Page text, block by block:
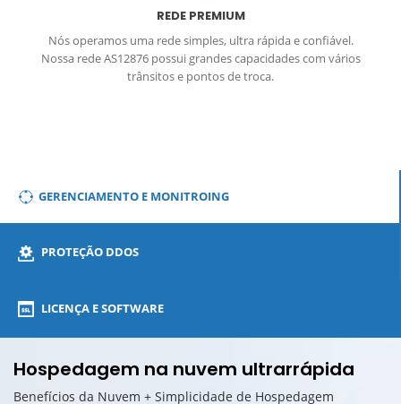
REDE PREMIUM
Nós operamos uma rede simples, ultra rápida e confiável.
Nossa rede AS12876 possui grandes capacidades com vários
trânsitos e pontos de troca.
GERENCIAMENTO E MONITROING
PROTEÇÃO DDOS
LICENÇA E SOFTWARE
Hospedagem na nuvem ultrarrápida
Benefícios da Nuvem + Simplicidade de Hospedagem